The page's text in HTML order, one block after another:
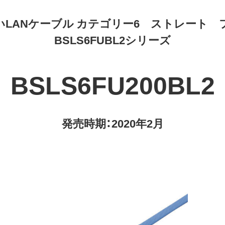
LANケーブル カテゴリー6 ストレート
BSLS6FUBL2シリーズ
BSLS6FU200BL2
発売時期：2020年2月